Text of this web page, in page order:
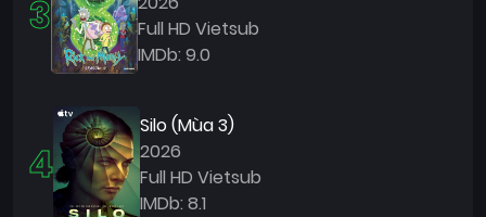
3
Full HD Vietsub
IMDb: 9.0
4
Silo (Mùa 3)
2026
Full HD Vietsub
IMDb: 8.1